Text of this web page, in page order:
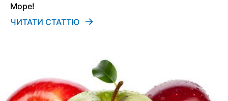
Море!
ЧИТАТИ СТАТТЮ